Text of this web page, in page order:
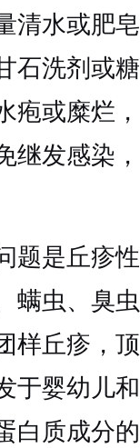
清水或肥
石洗剂或
疱或糜烂
继发感染
题是丘疹
螨虫、臭
样丘疹，
于婴幼儿
白质成分